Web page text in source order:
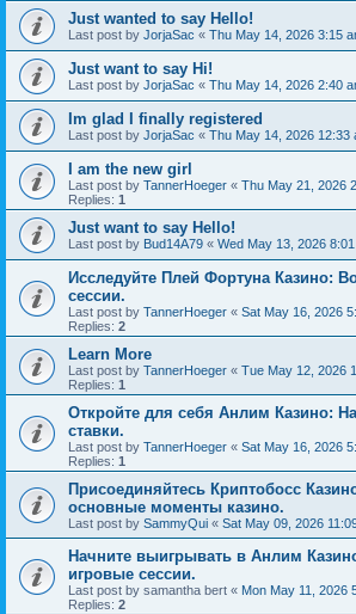
Just wanted to say Hello!
Last post by JorjaSac « Thu May 14, 2026 3:15
Just want to say Hi!
Last post by JorjaSac « Thu May 14, 2026 2:40
Im glad I finally registered
Last post by JorjaSac « Thu May 14, 2026 12:33
I am the new girl
Last post by TannerHoeger « Thu May 21, 2026
Replies: 1
Just want to say Hello!
Last post by Bud14A79 « Wed May 13, 2026
Исследуйте Плей Фортуна Казино:
сессии.
Last post by TannerHoeger « Sat May 16, 2026
Replies: 2
Learn More
Last post by TannerHoeger « Tue May 12, 2026
Replies: 1
Откройте для себя Анлим Казино:
ставки.
Last post by TannerHoeger « Sat May 16, 2026
Replies: 1
Присоединяйтесь Криптобосс
основные моменты казино.
Last post by SammyQui « Sat May 09, 2026
Начните выигрывать в Анлим
игровые сессии.
Last post by samantha bert « Mon May 11, 2026
Replies: 2